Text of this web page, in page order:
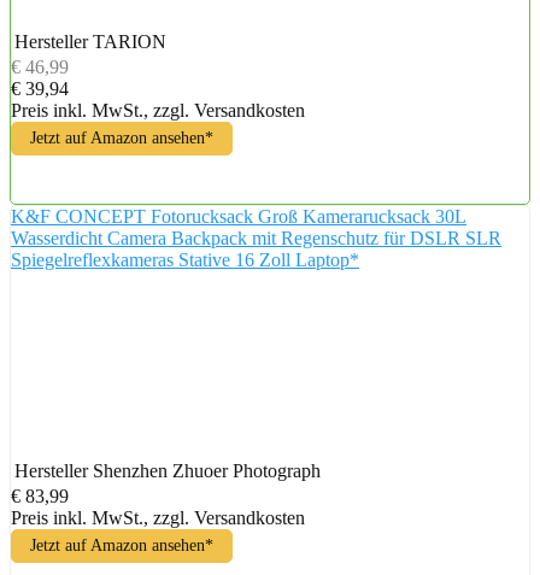
Hersteller TARION
€ 46,99
€ 39,94
Preis inkl. MwSt., zzgl. Versandkosten
Jetzt auf Amazon ansehen*
K&F CONCEPT Fotorucksack Groß Kamerarucksack 30L
Wasserdicht Camera Backpack mit Regenschutz für DSLR SLR
Spiegelreflexkameras Stative 16 Zoll Laptop*
Hersteller Shenzhen Zhuoer Photograph
€ 83,99
Preis inkl. MwSt., zzgl. Versandkosten
Jetzt auf Amazon ansehen*